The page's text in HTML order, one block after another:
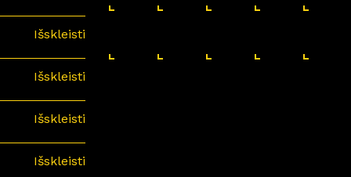
Išskleisti
Išskleisti
Išskleisti
Išskleisti